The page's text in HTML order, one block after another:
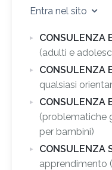
Entra nel sito
CONSULENZA
(adulti e
CONSULENZA
qualsiasi
CONSULENZA
(problematiche
per bambini)
CONSULENZA
apprendimento